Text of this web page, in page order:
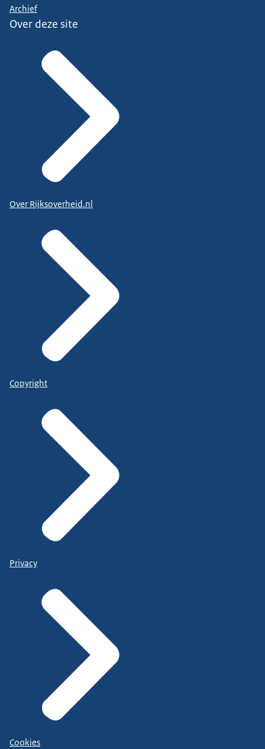
Archief
Over deze site
Over Rijksoverheid.nl
Copyright
Privacy
Cookies